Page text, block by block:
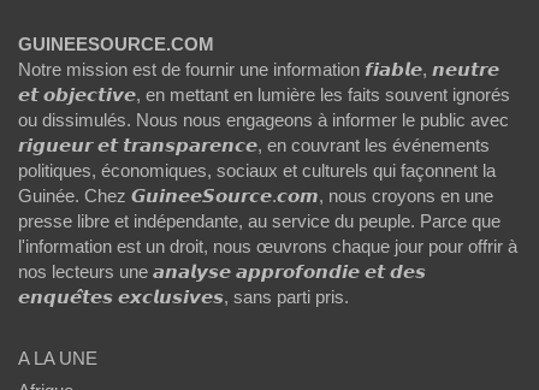
GUINEESOURCE.COM
Notre mission est de fournir une information 𝙛𝙞𝙖𝙗𝙡𝙚, 𝙣𝙚𝙪𝙩𝙧𝙚
𝙚𝙩 𝙤𝙗𝙟𝙚𝙘𝙩𝙞𝙫𝙚, en mettant en lumière les faits souvent ignorés
ou dissimulés. Nous nous engageons à informer le public avec
𝙧𝙞𝙜𝙪𝙚𝙪𝙧 𝙚𝙩 𝙩𝙧𝙖𝙣𝙨𝙥𝙖𝙧𝙚𝙣𝙘𝙚, en couvrant les événements
politiques, économiques, sociaux et culturels qui façonnent la
Guinée. Chez 𝙂𝙪𝙞𝙣𝙚𝙚𝙎𝙤𝙪𝙧𝙘𝙚.𝙘𝙤𝙢, nous croyons en une
presse libre et indépendante, au service du peuple. Parce que
l'information est un droit, nous œuvrons chaque jour pour offrir à
nos lecteurs une 𝙖𝙣𝙖𝙡𝙮𝙨𝙚 𝙖𝙥𝙥𝙧𝙤𝙛𝙤𝙣𝙙𝙞𝙚 𝙚𝙩 𝙙𝙚𝙨
𝙚𝙣𝙦𝙪𝙚̂𝙩𝙚𝙨 𝙚𝙭𝙘𝙡𝙪𝙨𝙞𝙫𝙚𝙨, sans parti pris.
A LA UNE